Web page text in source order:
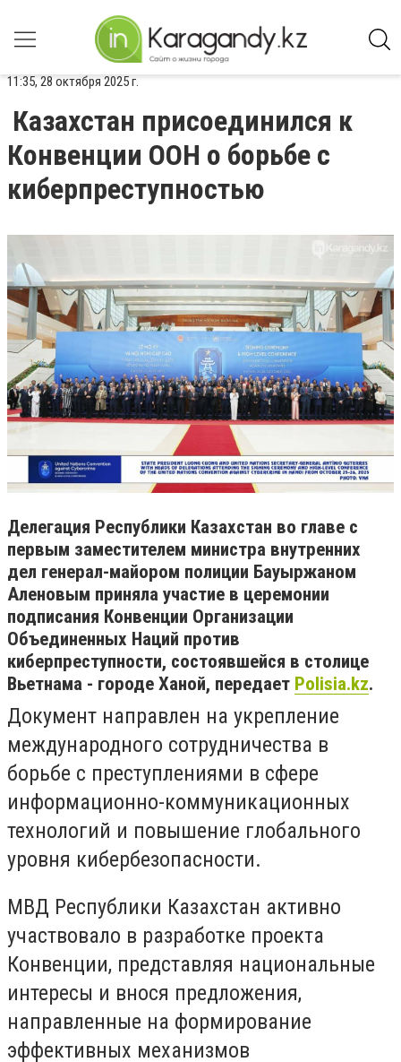
11:35, 28 октября 2025 г.
Казахстан присоединился к
Конвенции ООН о борьбе с
киберпреступностью
Делегация Республики Казахстан во главе с
первым заместителем министра внутренних
дел генерал-майором полиции Бауыржаном
Аленовым приняла участие в церемонии
подписания Конвенции Организации
Объединенных Наций против
киберпреступности, состоявшейся в столице
Вьетнама - городе Ханой, передает Polisia.kz.
Документ направлен на укрепление
международного сотрудничества в
борьбе с преступлениями в сфере
информационно-коммуникационных
технологий и повышение глобального
уровня кибербезопасности.
МВД Республики Казахстан активно
участвовало в разработке проекта
Конвенции, представляя национальные
интересы и внося предложения,
направленные на формирование
эффективных механизмов